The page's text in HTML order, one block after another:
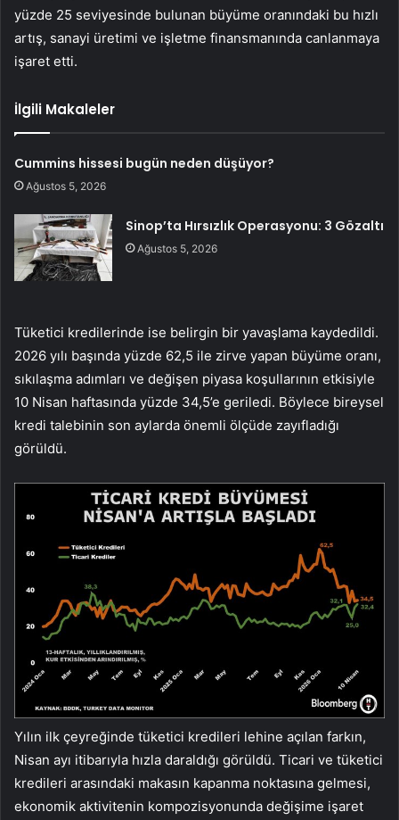
yüzde 25 seviyesinde bulunan büyüme oranındaki bu hızlı
artış, sanayi üretimi ve işletme finansmanında canlanmaya
işaret etti.
İlgili Makaleler
Cummins hissesi bugün neden düşüyor?
Ağustos 5, 2026
Sinop’ta Hırsızlık Operasyonu: 3 Gözaltı
Ağustos 5, 2026
Tüketici kredilerinde ise belirgin bir yavaşlama kaydedildi.
2026 yılı başında yüzde 62,5 ile zirve yapan büyüme oranı,
sıkılaşma adımları ve değişen piyasa koşullarının etkisiyle
10 Nisan haftasında yüzde 34,5’e geriledi. Böylece bireysel
kredi talebinin son aylarda önemli ölçüde zayıfladığı
görüldü.
Yılın ilk çeyreğinde tüketici kredileri lehine açılan farkın,
Nisan ayı itibarıyla hızla daraldığı görüldü. Ticari ve tüketici
kredileri arasındaki makasın kapanma noktasına gelmesi,
ekonomik aktivitenin kompozisyonunda değişime işaret